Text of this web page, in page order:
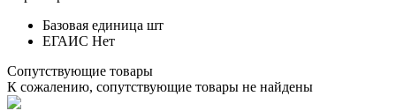
Базовая единица шт
ЕГАИС Нет
Сопутствующие товары
К сожалению, сопутствующие товары не найдены